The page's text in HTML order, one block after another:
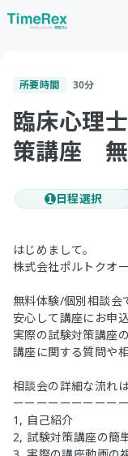
所要時間 30分
臨床心理
策講座 無
1 日程選択
はじめまして。
株式会社ポルトクオ
無料体験/個別相談会
安心して講座にお申
実際の試験対策講座
講座に関する質問や
相談会の詳細な流れ
ーーーーーーーーーー
1, 自己紹介
2, 試験対策講座の簡